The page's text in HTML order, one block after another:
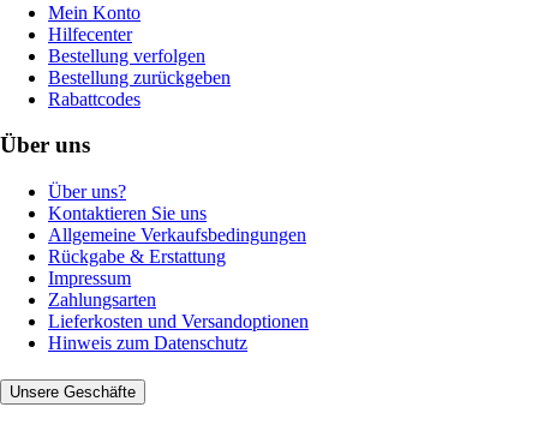
Mein Konto
Hilfecenter
Bestellung verfolgen
Bestellung zurückgeben
Rabattcodes
Über uns
Über uns?
Kontaktieren Sie uns
Allgemeine Verkaufsbedingungen
Rückgabe & Erstattung
Impressum
Zahlungsarten
Lieferkosten und Versandoptionen
Hinweis zum Datenschutz
Unsere Geschäfte